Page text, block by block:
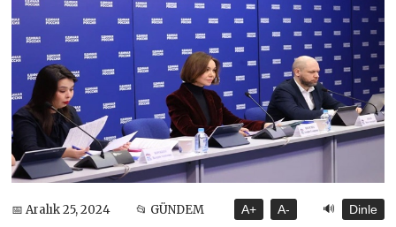
📅 Aralık 25, 2024 📂 GÜNDEM A+ A- 🔊 Dinle